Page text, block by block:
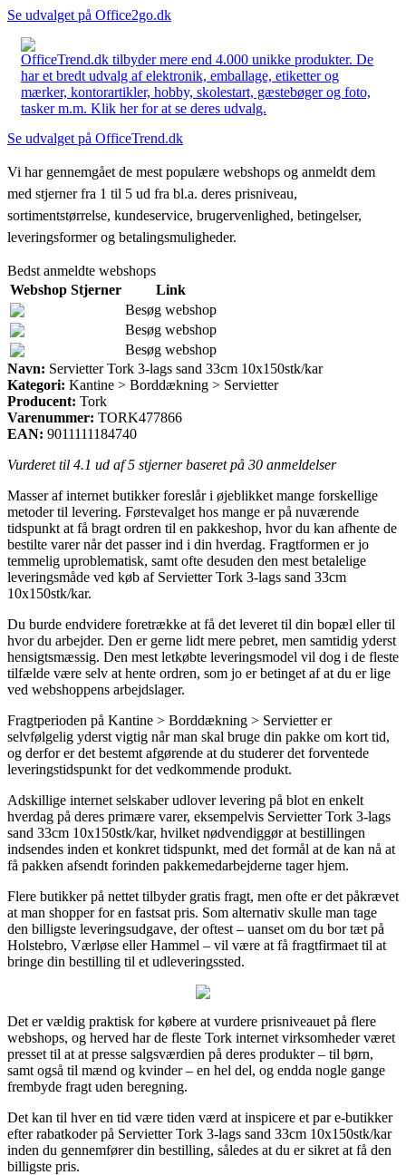
Se udvalget på Office2go.dk
OfficeTrend.dk tilbyder mere end 4.000 unikke produkter. De
har et bredt udvalg af elektronik, emballage, etiketter og
mærker, kontorartikler, hobby, skolestart, gæstebøger og foto,
tasker m.m. Klik her for at se deres udvalg.
Se udvalget på OfficeTrend.dk
Vi har gennemgået de mest populære webshops og anmeldt dem
med stjerner fra 1 til 5 ud fra bl.a. deres prisniveau,
sortimentstørrelse, kundeservice, brugervenlighed, betingelser,
leveringsformer og betalingsmuligheder.
Bedst anmeldte webshops
Webshop Stjerner
Link
Besøg webshop
Besøg webshop
Besøg webshop
Navn: Servietter Tork 3-lags sand 33cm 10x150stk/kar
Kategori: Kantine > Borddækning > Servietter
Producent: Tork
Varenummer: TORK477866
EAN: 9011111184740
Vurderet til 4.1 ud af 5 stjerner baseret på 30 anmeldelser
Masser af internet butikker foreslår i øjeblikket mange forskellige
metoder til levering. Førstevalget hos mange er på nuværende
tidspunkt at få bragt ordren til en pakkeshop, hvor du kan afhente de
bestilte varer når det passer ind i din hverdag. Fragtformen er jo
temmelig uproblematisk, samt ofte desuden den mest betalelige
leveringsmåde ved køb af Servietter Tork 3-lags sand 33cm
10x150stk/kar.
Du burde endvidere foretrække at få det leveret til din bopæl eller til
hvor du arbejder. Den er gerne lidt mere pebret, men samtidig yderst
hensigtsmæssig. Den mest letkøbte leveringsmodel vil dog i de fleste
tilfælde være selv at hente ordren, som jo er betinget af at du er lige
ved webshoppens arbejdslager.
Fragtperioden på Kantine > Borddækning > Servietter er
selvfølgelig yderst vigtig når man skal bruge din pakke om kort tid,
og derfor er det bestemt afgørende at du studerer det forventede
leveringstidspunkt for det vedkommende produkt.
Adskillige internet selskaber udlover levering på blot en enkelt
hverdag på deres primære varer, eksempelvis Servietter Tork 3-lags
sand 33cm 10x150stk/kar, hvilket nødvendiggør at bestillingen
indsendes inden et konkret tidspunkt, med det formål at de kan nå at
få pakken afsendt forinden pakkemedarbejderne tager hjem.
Flere butikker på nettet tilbyder gratis fragt, men ofte er det påkrævet
at man shopper for en fastsat pris. Som alternativ skulle man tage
den billigste leveringsudgave, der oftest – uanset om du bor tæt på
Holstebro, Værløse eller Hammel – vil være at få fragtfirmaet til at
bringe din bestilling til et udleveringssted.
Det er vældig praktisk for købere at vurdere prisniveauet på flere
webshops, og herved har de fleste Tork internet virksomheder været
presset til at at presse salgsværdien på deres produkter – til børn,
samt også til mænd og kvinder – en hel del, og endda nogle gange
frembyde fragt uden beregning.
Det kan til hver en tid være tiden værd at inspicere et par e-butikker
efter rabatkoder på Servietter Tork 3-lags sand 33cm 10x150stk/kar
inden du gennemfører din bestilling, således at du er sikret at få den
billigste pris.